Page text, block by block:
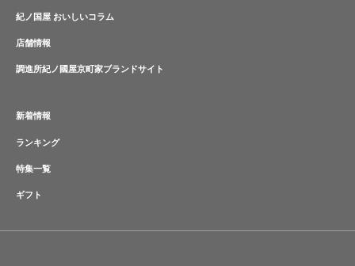
紀ノ国屋 おいしいコラム
店舗情報
調進所紀ノ國屋京町家ブランドサイト
新着情報
ランキング
特集一覧
ギフト